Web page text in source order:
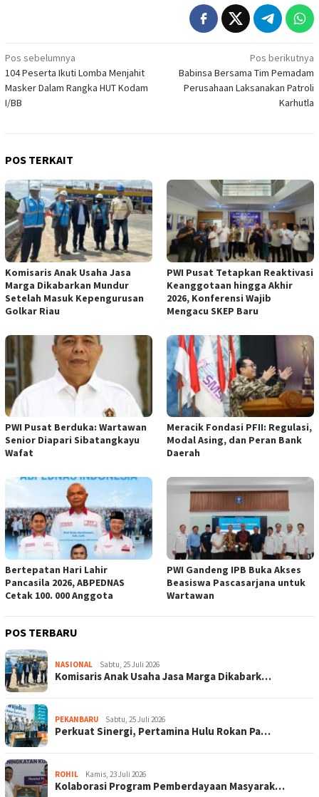
Navigasi
pos
Pos sebelumnya
104 Peserta Ikuti Lomba Menjahit
Masker Dalam Rangka HUT Kodam
I/BB
Pos berikutnya
Babinsa Bersama Tim Pemadam
Perusahaan Laksanakan Patroli
Karhutla
POS TERKAIT
Komisaris Anak Usaha Jasa
Marga Dikabarkan Mundur
Setelah Masuk Kepengurusan
Golkar Riau
PWI Pusat Tetapkan Reaktivasi
Keanggotaan hingga Akhir
2026, Konferensi Wajib
Mengacu SKEP Baru
PWI Pusat Berduka: Wartawan
Senior Diapari Sibatangkayu
Wafat
Meracik Fondasi PFII: Regulasi,
Modal Asing, dan Peran Bank
Daerah
Bertepatan Hari Lahir
Pancasila 2026, ABPEDNAS
Cetak 100. 000 Anggota
PWI Gandeng IPB Buka Akses
Beasiswa Pascasarjana untuk
Wartawan
POS TERBARU
NASIONAL Sabtu, 25 Juli 2026
Komisaris Anak Usaha Jasa Marga Dikabark…
PEKANBARU Sabtu, 25 Juli 2026
Perkuat Sinergi, Pertamina Hulu Rokan Pa…
ROHIL Kamis, 23 Juli 2026
Kolaborasi Program Pemberdayaan Masyarak…